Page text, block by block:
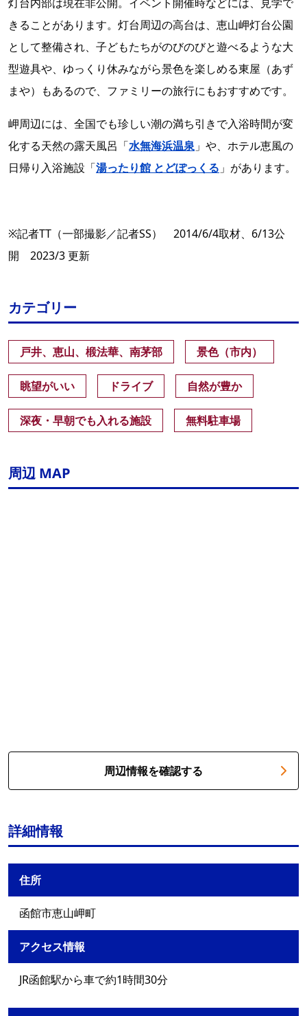
きることがあります。灯台周辺の高台は、恵山岬灯台公園
として整備され、子どもたちがのびのびと遊べるような大
型遊具や、ゆっくり休みながら景色を楽しめる東屋（あず
まや）もあるので、ファミリーの旅行にもおすすめです。
岬周辺には、全国でも珍しい潮の満ち引きで入浴時間が変
化する天然の露天風呂「水無海浜温泉 」や、ホテル恵風の
日帰り入浴施設「湯ったり館 とどぽっくる 」があります。
※記者TT（一部撮影／記者SS） 2014/6/4取材、6/13公
開 2023/3 更新
カテゴリー
戸井、恵山、椴法華、南茅部 景色（市内）
眺望がいい ドライブ 自然が豊か
深夜・早朝でも入れる施設 無料駐車場
周辺 MAP
周辺情報を確認する
詳細情報
住所
函館市恵山岬町
アクセス情報
JR函館駅から車で約1時間30分